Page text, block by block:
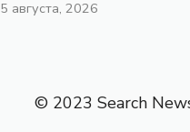
5 августа, 2026
© 2023 Search